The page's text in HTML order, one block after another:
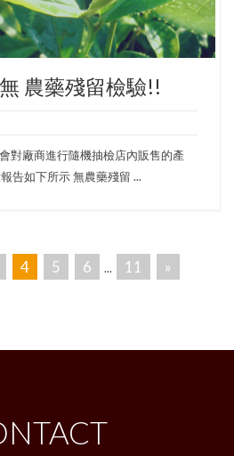
農藥殘留檢驗!!
對廠商進行隨機抽檢店內販售的產
告如下所示 無農藥殘留 ...
4 5 6 ... 11 »